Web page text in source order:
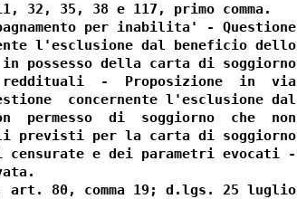
35, 38 e 117, primo comma.
per inabilita' - Questione
l'esclusione dal beneficio dello
possesso della carta di soggiorno
-  Proposizione  in  via
concernente l'esclusione dal
permesso  di  soggiorno  che  non
previsti per la carta di soggiorno
censurate e dei parametri evocati -
art. 80, comma 19; d.lgs. 25 luglio